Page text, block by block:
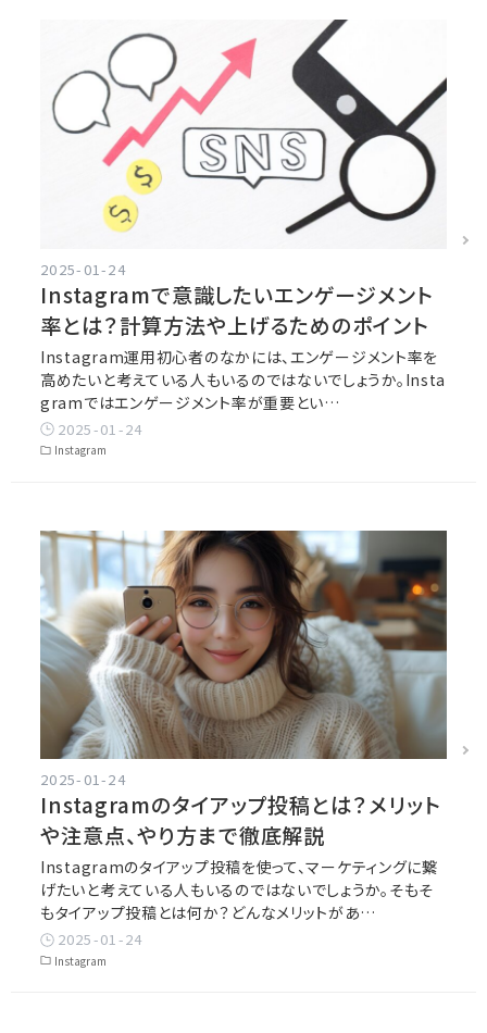
2025-01-24
Instagramで意識したいエンゲージメント
率とは？計算方法や上げるためのポイント
Instagram運用初心者のなかには、エンゲージメント率を
高めたいと考えている人もいるのではないでしょうか。Insta
gramではエンゲージメント率が重要とい…
2025-01-24
Instagram
2025-01-24
Instagramのタイアップ投稿とは？メリット
や注意点、やり方まで徹底解説
Instagramのタイアップ投稿を使って、マーケティングに繋
げたいと考えている人もいるのではないでしょうか。そもそ
もタイアップ投稿とは何か？どんなメリットがあ…
2025-01-24
Instagram